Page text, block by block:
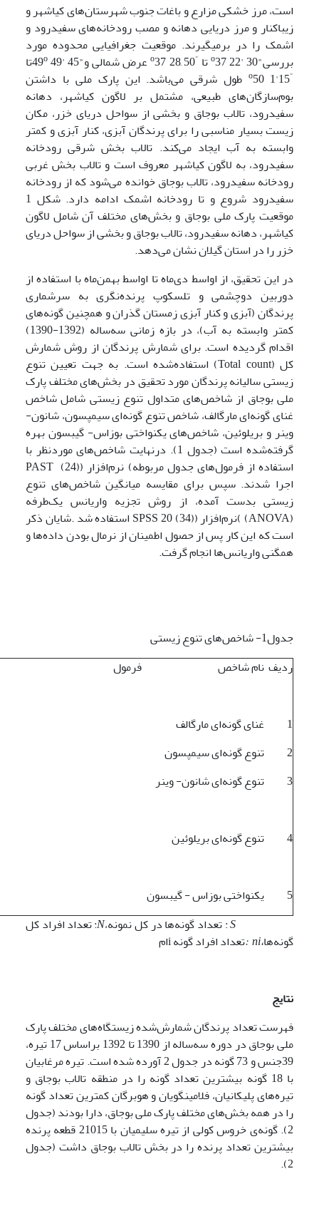
است، مرز خشکی مزارع و باغات جنوب شهرستان‌های کیاشهر و
زیباکنار و مرز دریایی دهانه و مصب رودخانه‌های سفیدرود و
اشمک را در برمی­گیرند. موقعیت جغرافیایی محدوده مورد
بررسی"30 '22
o37 تا "50 َ28 o37 عرض شمالی و"45 '49 o49تا
"
15'1
50 طول شرقی می‌باشد. این پارک ملی با داشتن
بوم‌سازگان‌های طبیعی، مشتمل بر لاگون کیاشهر، دهانه
سفیدرود، تالاب بوجاق و بخشی از سواحل دریای خزر، مکان
زیست بسیار مناسبی را برای پرندگان آبزی، کنار آبزی و کمتر
وابسته به آب ایجاد می‌کند. تالاب بخش شرقی رودخانه
سفیدرود، به لاگون کیاشهر معروف است و تالاب بخش غربی
رودخانه سفیدرود، تالاب بوجاق خوانده می‌شود که از رودخانه
سفیدرود شروع و تا رودخانه اشمک ادامه دارد. شکل 1
موقعیت پارک ملی بوجاق و بخش‌های مختلف آن شامل لاگون
کیاشهر، دهانه سفیدرود، تالاب بوجاق و بخشی از سواحل دریای
خزر را در استان گیلان نشان می‌دهد.
در این تحقیق، از اواسط دی‌ماه تا اواسط بهمن‌ماه با استفاده از
دوربین دوچشمی و تلسکوپ پرنده‌نگری به سرشماری
پرندگان (آبزی و کنار آبزی زمستان گذران و همچنین گونه‌های
کمتر وابسته به آب)، در بازه زمانی سه‌ساله (1392-1390)
اقدام گردیده است. برای شمارش پرندگان از روش شمارش
کل (Total count) استفاده‌شده است. به جهت تعیین تنوع
زیستی سالیانه پرندگان مورد تحقیق در بخش‌های مختلف پارک
ملی بوجاق از شاخص‌های متداول تنوع زیستی شامل شاخص
غنای گونه‌ای مارگالف، شاخص تنوع گونه‌ای سیمپسون، شانون-
وینر و بریلوئین، شاخص‌های یکنواختی بوزاس- گیبسون بهره
گرفته‌شده است (جدول 1). درنهایت شاخص‌های موردنظر با
استفاده از فرمول‌های جدول مربوطه) نرم‌افزار (PAST (24)
اجرا شدند. سپس برای مقایسه میانگین شاخص‌های تنوع
زیستی بدست آمده، از روش تجزیه واریانس یک‌طرفه
(ANOVA) )نرم‌افزار (SPSS 20 (34) استفاده شد .شایان ذکر
است که این کار پس از حصول اطمینان از نرمال بودن داده‌ها و
همگنی واریانس‌ها انجام گرفت.
جدول1- شاخص‌های تنوع زیستی
ردیف نام شاخص فرمول
1
غنای گونه‌ای مارگالف
2
تنوع گونه‌ای سیمپسون
3
تنوع گونه‌ای شانون- وینر
4 تنوع گونه‌ای بریلوئین
5
یکنواختی بوزاس - گیبسون
S: تعداد گونه‌ها در کل نمونه،N: تعداد افراد کل
گونه‌ها،ni
:تعداد افراد گونه iام
نتایج
فهرست تعداد پرندگان شمارش‌شده زیستگاه‌های مختلف پارک
ملی بوجاق در دوره سه‌ساله از 1390 تا 1392 براساس 17 تیره،
39جنس و 73 گونه در جدول 2 آورده شده است. تیره مرغابیان
با 18 گونه بیشترین تعداد گونه را در منطقه تالاب بوجاق و
تیره‌های پلیکانیان، فلامینگویان و هوبرگان کمترین تعداد گونه
را در همه بخش‌های مختلف پارک ملی بوجاق، دارا بودند (جدول
2). گونه‌ی خروس کولی از تیره سلیمیان با 21015 قطعه پرنده
بیشترین تعداد پرنده را در بخش تالاب بوجاق داشت (جدول
2).